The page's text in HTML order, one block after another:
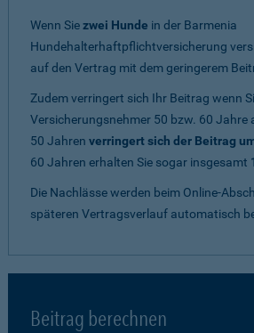
Wenn Siezwei Hunde in der Barmenia
Hundehalterhaftpflichtversicherung
auf den Vertrag mit dem geringerem
Zudem verringert sich Ihr Beitrag wenn
Versicherungsnehmer 50 bzw. 60 Jahre
50 Jahren verringert sich der Beitrag
60 Jahren erhalten Sie sogar insgesamt
Die Nachlässe werden beim Online-
späteren Vertragsverlauf automatisch
Beitrag berechnen